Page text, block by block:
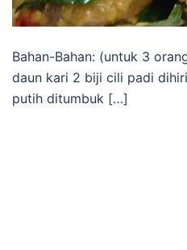
Bahan-Bahan: (untuk 3
daun kari 2 biji cili padi
putih ditumbuk […]